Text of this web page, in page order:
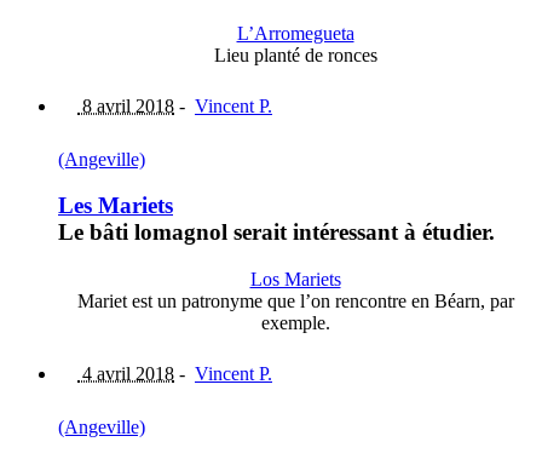
L’Arromegueta
Lieu planté de ronces
8 avril 2018 - Vincent P.
(Angeville)
Les Mariets
Le bâti lomagnol serait intéressant à étudier.
Los Mariets
Mariet est un patronyme que l’on rencontre en Béarn, par
exemple.
4 avril 2018 - Vincent P.
(Angeville)